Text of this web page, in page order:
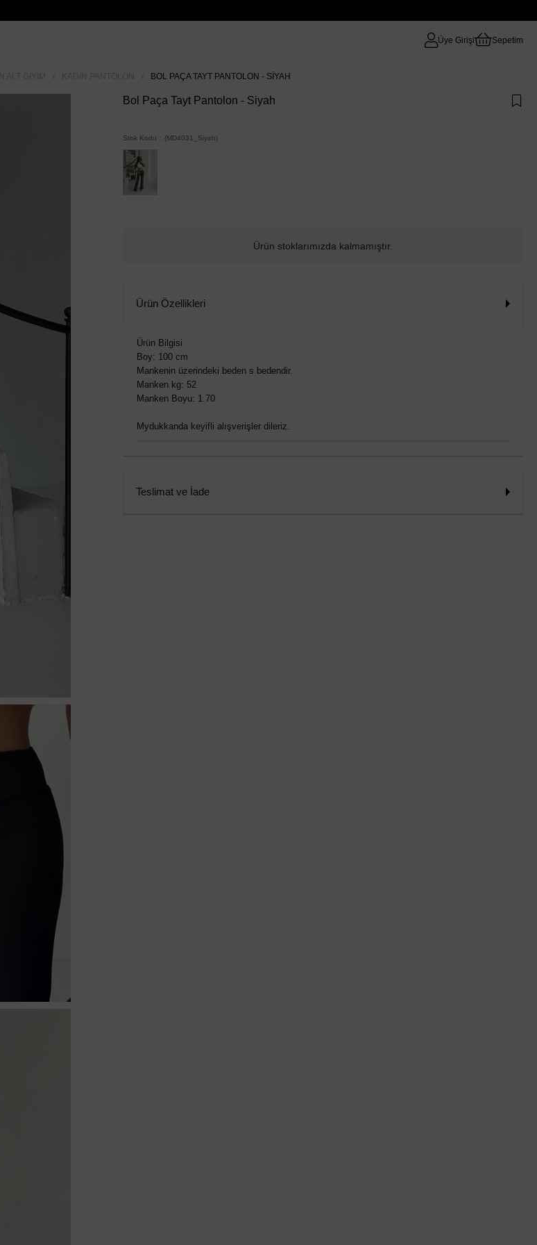
Üye Girişi Sepetim
BOL PAÇA TAYT PANTOLON - SIYAH
Bol Paça Tayt Pantolon - Siyah
Stok Kodu (MD4031_Siyah)
Ürün stoklarımızda kalmamıştır.
Ürün Özellikleri
Ürün Bilgisi
Boy: 100 cm
Mankenin üzerindeki beden s bedendir.
Manken kg: 52
Manken Boyu: 1.70
Mydukkanda keyifli alışverişler dileriz.
Teslimat ve İade